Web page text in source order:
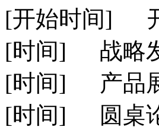
[开始时间]
[时间]
战略
[时间]
产品
[时间]
圆桌